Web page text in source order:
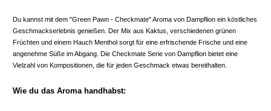
Du kannst mit dem "Green Pawn - Checkmate" Aroma von Dampflion ein köstliches
Geschmackserlebnis genießen. Der Mix aus Kaktus, verschiedenen grünen
Früchten und einem Hauch Menthol sorgt für eine erfrischende Frische und eine
angenehme Süße im Abgang. Die Checkmate Serie von Dampflion bietet eine
Vielzahl von Kompositionen, die für jeden Geschmack etwas bereithalten.
Wie du das Aroma handhabst: